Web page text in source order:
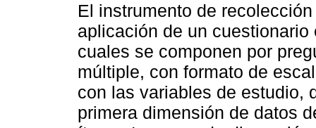
El instrumento de
aplicación de un
cuales se componen por
múltiple, con formato de
con las variables de estudio,
primera dimensión de datos